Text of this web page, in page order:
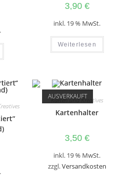
3,90 €
inkl. 19 % MwSt.
Weiterlesen
AUSVERKAUFT
Karten und Kreatives
Kartenhalter
3,50 €
inkl. 19 % MwSt.
zzgl.Versandkosten